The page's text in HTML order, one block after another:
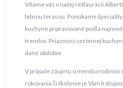
Vítame vás v našej reštaurácii
letnou terasou. Ponúkame
kuchyne pripravované podľa
trendov. Priaznivci sezónnej
dané obdobie.
V prípade záujmu o menšiu rodinnú
rokovania či školenie je Vám k